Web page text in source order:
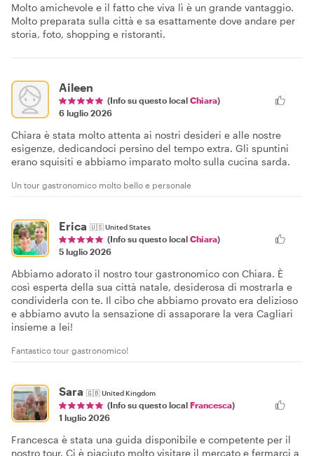
Molto amichevole e il fatto che viva lì è un grande vantaggio.
Molto preparata sulla città e sa esattamente dove andare per
storia, foto, shopping e ristoranti.
Aileen
(Info su questo local Chiara)
6 luglio 2026
Chiara è stata molto attenta ai nostri desideri e alle nostre
esigenze, dedicandoci persino del tempo extra. Gli spuntini
erano squisiti e abbiamo imparato molto sulla cucina sarda.
Un tour gastronomico molto bello e personale
Erica 🇺🇸United States
(Info su questo local Chiara)
5 luglio 2026
Abbiamo adorato il nostro tour gastronomico con Chiara. È
così esperta della sua città natale, desiderosa di mostrarla e
condividerla con te. Il cibo che abbiamo provato era delizioso
e abbiamo avuto la sensazione di assaporare la vera Cagliari
insieme a lei!
Fantastico tour gastronomico!
Sara 🇬🇧United Kingdom
(Info su questo local Francesca)
1 luglio 2026
Francesca è stata una guida disponibile e competente per il
nostro tour. Ci è piaciuto molto visitare il mercato e fermarci a